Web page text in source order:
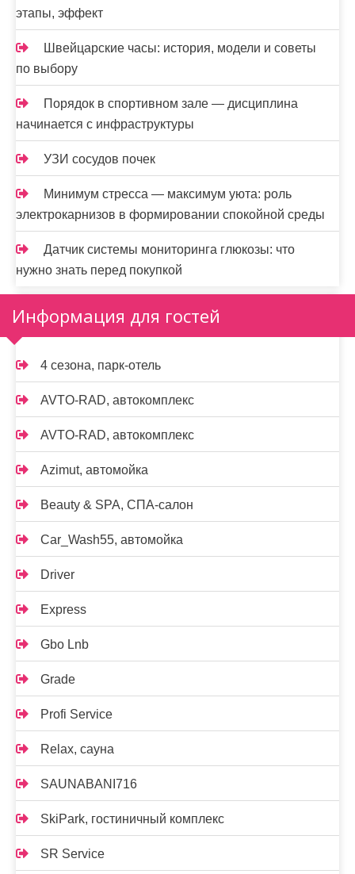
этапы, эффект
Швейцарские часы: история, модели и советы
по выбору
Порядок в спортивном зале — дисциплина
начинается с инфраструктуры
УЗИ сосудов почек
Минимум стресса — максимум уюта: роль
электрокарнизов в формировании спокойной среды
Датчик системы мониторинга глюкозы: что
нужно знать перед покупкой
Информация для гостей
4 сезона, парк-отель
AVTO-RAD, автокомплекс
AVTO-RAD, автокомплекс
Azimut, автомойка
Beauty & SPA, СПА-салон
Car_Wash55, автомойка
Driver
Express
Gbo Lnb
Grade
Profi Service
Relax, сауна
SAUNABANI716
SkiPark, гостиничный комплекс
SR Service